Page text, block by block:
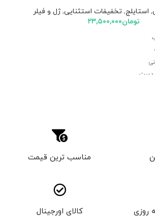
, استایلج, تخفیفات استثنایی,ژل و فیلر
تومان۲۳,۵۰۰,۰۰۰
دست
مناسب ترین قیمت
روزی کالای اورجینال